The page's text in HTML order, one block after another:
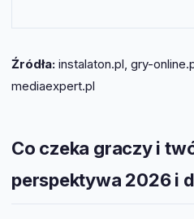
zł), ale nie dorównują
50xx.
Źródła: instalaton.pl, gry-
mediaexpert.pl
Co czeka graczy i
perspektywa 2026 i